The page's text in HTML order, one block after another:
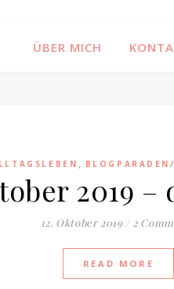
ÜBER MICH
,
2019
12. Oktober 2019 / 2
READ MORE